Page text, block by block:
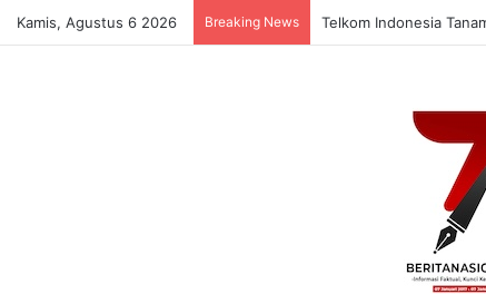
Kamis, Agustus 6 2026 Breaking News Telkom Indonesia